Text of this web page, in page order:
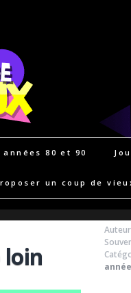
80 et 90
un coup de
loin